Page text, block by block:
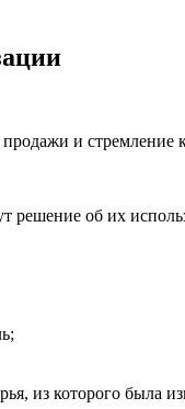
и стремление
решение об их
из которого была